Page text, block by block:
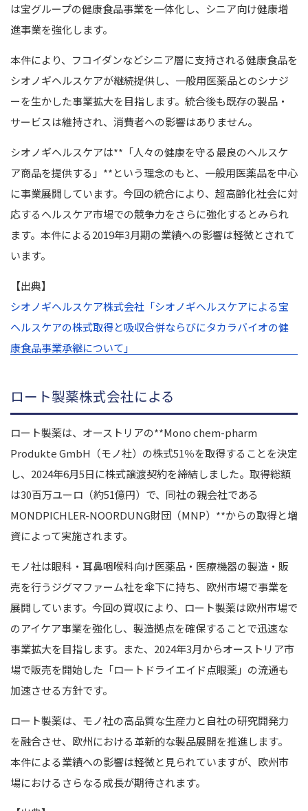
は宝グループの健康食品事業を一体化し、シニア向け健康増
進事業を強化します。
本件により、フコイダンなどシニア層に支持される健康食品を
シオノギヘルスケアが継続提供し、一般用医薬品とのシナジ
ーを生かした事業拡大を目指します。統合後も既存の製品・
サービスは維持され、消費者への影響はありません。
シオノギヘルスケアは**「人々の健康を守る最良のヘルスケ
ア商品を提供する」**という理念のもと、一般用医薬品を中心
に事業展開しています。今回の統合により、超高齢化社会に対
応するヘルスケア市場での競争力をさらに強化するとみられ
ます。本件による2019年3月期の業績への影響は軽微とされて
います。
【出典】
シオノギヘルスケア株式会社「シオノギヘルスケアによる宝
ヘルスケアの株式取得と吸収合併ならびにタカラバイオの健
康食品事業承継について」
ロート製薬株式会社による
ロート製薬は、オーストリアの**Mono chem-pharm
Produkte GmbH（モノ社）の株式51％を取得することを決定
し、2024年6月5日に株式譲渡契約を締結しました。取得総額
は30百万ユーロ（約51億円）で、同社の親会社である
MONDPICHLER-NOORDUNG財団（MNP）**からの取得と増
資によって実施されます。
モノ社は眼科・耳鼻咽喉科向け医薬品・医療機器の製造・販
売を行うジグマファーム社を傘下に持ち、欧州市場で事業を
展開しています。今回の買収により、ロート製薬は欧州市場で
のアイケア事業を強化し、製造拠点を確保することで迅速な
事業拡大を目指します。また、2024年3月からオーストリア市
場で販売を開始した「ロートドライエイド点眼薬」の流通も
加速させる方針です。
ロート製薬は、モノ社の高品質な生産力と自社の研究開発力
を融合させ、欧州における革新的な製品展開を推進します。
本件による業績への影響は軽微と見られていますが、欧州市
場におけるさらなる成長が期待されます。